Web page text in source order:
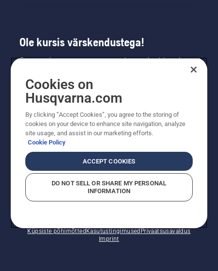
Ole kursis värskendustega!
Saa uusimat teavet uute toodete, eripakkumiste
saamiseks siin.
Küpsiste põhimõttedKasutustingimused Privaatsusavaldus
Imprint
Cookies on
Husqvarna.com
By clicking “Accept Cookies”, you agree to the storing of
cookies on your device to enhance site navigation, analyze
site usage, and assist in our marketing efforts.
Cookie Policy
ACCEPT COOKIES
DO NOT SELL OR SHARE MY PERSONAL
INFORMATION